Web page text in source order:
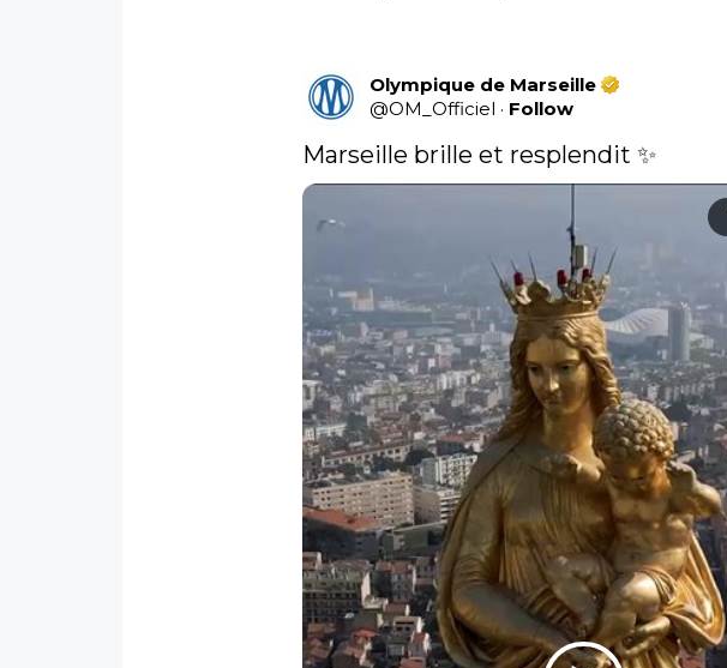
Olympique de Marseille
@OM_Officiel · Follow
Marseille brille et resplendit ✨